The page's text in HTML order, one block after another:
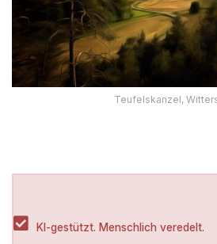
Teufelskanzel,
KI-gestützt. Menschlich veredelt.